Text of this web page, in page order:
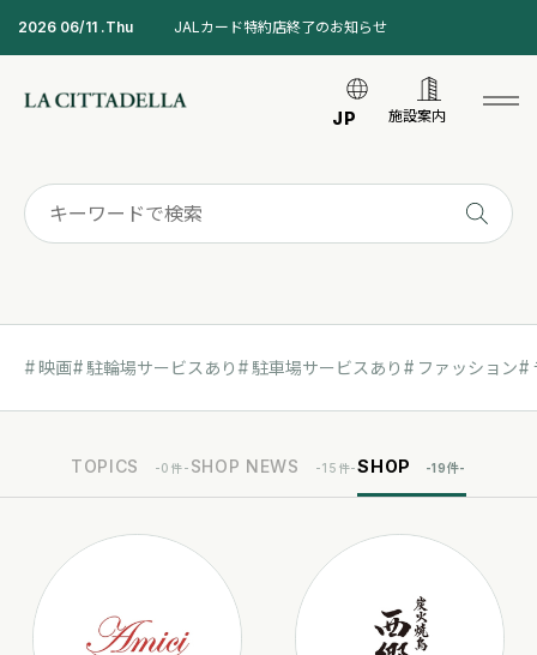
2026 06/11 .Thu JALカード特約店終了のお知らせ
JP 施設案内
映画 駐輪場サービスあり 駐車場サービスあり ファッション
TOPICS -0 件- SHOP NEWS -15 件-SHOP -19件-